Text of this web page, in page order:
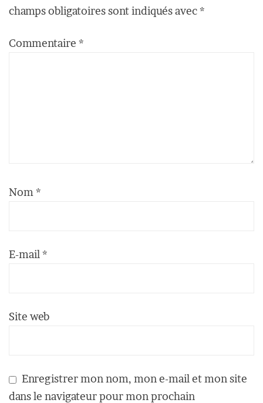
champs obligatoires sont indiqués avec*
Commentaire *
Nom *
E-mail *
Site web
Enregistrer mon nom, mon e-mail et mon site
dans le navigateur pour mon prochain